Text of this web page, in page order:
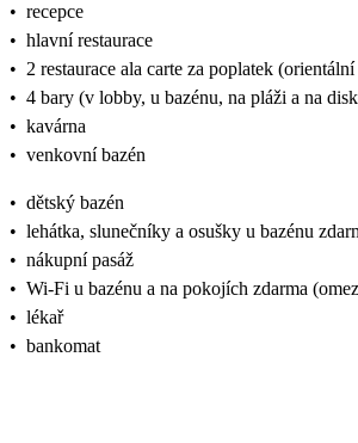
• recepce
• hlavní restaurace
• 2 restaurace ala carte za poplatek
• 4 bary (v lobby, u bazénu, na pláži a na
• kavárna
• venkovní bazén
• dětský bazén
• lehátka, slunečníky a osušky u bazénu
• nákupní pasáž
• Wi-Fi u bazénu a na pokojích zdarma
• lékař
• bankomat